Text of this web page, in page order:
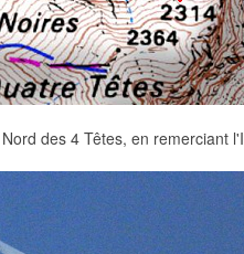
des 4 Têtes, en remerciant